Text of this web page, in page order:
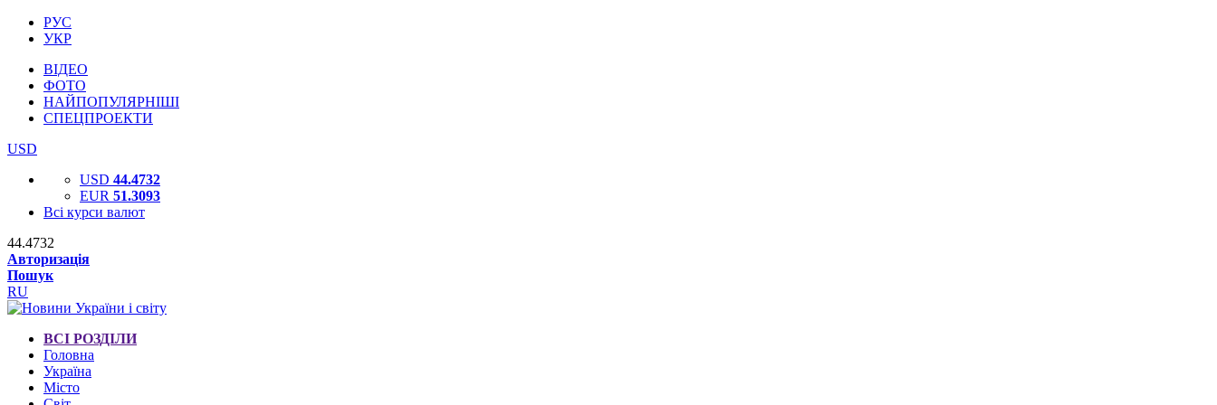
РУС
УКР
ВІДЕО
ФОТО
НАЙПОПУЛЯРНІШІ
СПЕЦПРОЕКТИ
USD
USD 44.4732
EUR 51.3093
Всі курси валют
44.4732
Авторизація
Пошук
RU
ВСІ РОЗДІЛИ
Головна
Україна
Місто